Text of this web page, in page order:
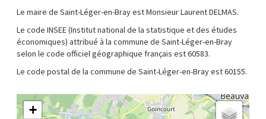
Le maire de Saint-Léger-en-Bray est Monsieur Laurent DELMAS.
Le code INSEE (Institut national de la statistique et des études
économiques) attribué à la commune de Saint-Léger-en-Bray
selon le code officiel géographique français est 60583.
Le code postal de la commune de Saint-Léger-en-Bray est 60155.
+